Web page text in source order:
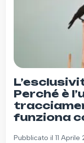
Perché è
funziona
Pubblicato il 11 Aprile